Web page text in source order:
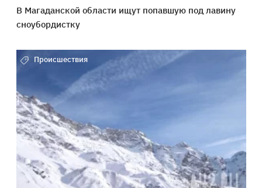
В Магаданской области ищут попавшую под лавину
сноубордистку
Происшествия